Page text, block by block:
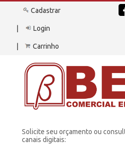
Cadastrar
Login
Carrinho
Solicite seu orçamento ou
canais digitais: